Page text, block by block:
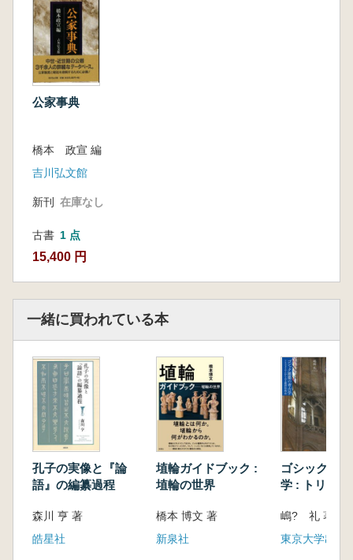
公家事典
橋本 政宣 編
吉川弘文館
新刊 在庫なし
古書 1 点
15,400 円
一緒に買われている本
孔子の実像と『論
語』の編纂過程
森川 亨 著
皓星社
埴輪ガイドブック :
埴輪の世界
橋本 博文 著
新泉社
ゴシック建
学 : トリフォ
嶋? 礼 著
東京大学出版